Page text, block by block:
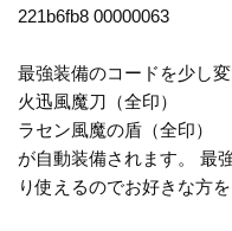
221b6fb8 00000063
最強装備のコードを少し
火迅風魔刀（全印）
ラセン風魔の盾（全印）
が自動装備されます。 最
り使えるのでお好きな方を